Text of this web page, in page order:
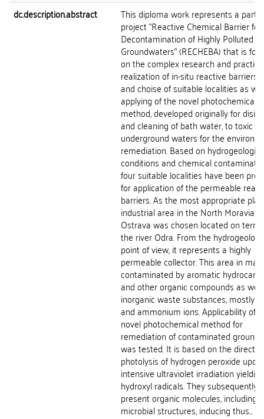
dc.description.abstract
This diploma work represents a part
project "Reactive Chemical Barrier for
Decontamination of Highly Polluted
Groundwaters" (RECHEBA) that is
on the complex research and
realization of in-situ reactive barriers.
and choise of suitable localities as
applying of the novel photochemical
method, developed originally for
and cleaning of bath water, to toxic
underground waters for the
remediation. Based on
conditions and chemical
four suitable localities have been
for application of the permeable
barriers. As the most appropriate
industrial area in the North Moravia
Ostrava was chosen located on
the river Odra. From the
point of view, it represents a highly
permeable collector. This area in
contaminated by aromatic
and other organic compounds as
inorganic waste substances, mostly
and ammonium ions. Applicability of
novel photochemical method for
remediation of contaminated
was tested. It is based on the direct
photolysis of hydrogen peroxide upon
intensive ultraviolet irradiation yielding
hydroxyl radicals. They subsequently
present organic molecules, including
microbial structures, inducing thus...